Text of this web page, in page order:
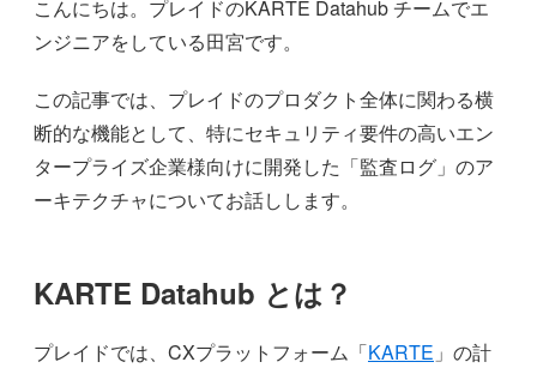
こんにちは。プレイドのKARTE Datahub チームでエ
ンジニアをしている田宮です。
この記事では、プレイドのプロダクト全体に関わる横
断的な機能として、特にセキュリティ要件の高いエン
タープライズ企業様向けに開発した「監査ログ」のア
ーキテクチャについてお話しします。
KARTE Datahub とは？
プレイドでは、CXプラットフォーム「KARTE 」の計